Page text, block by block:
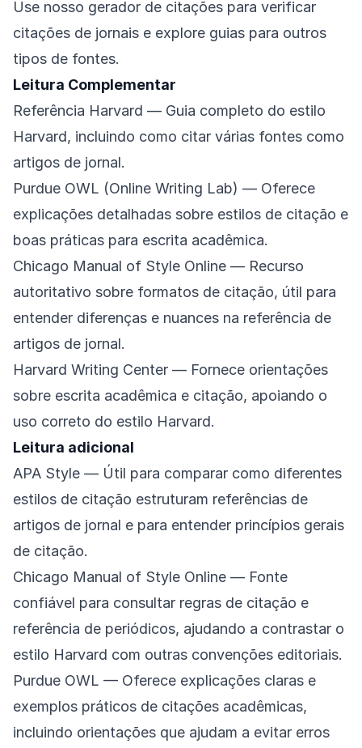
Use nosso gerador de citações para verificar
citações de jornais e explore guias para outros
tipos de fontes.
Leitura Complementar
Referência Harvard — Guia completo do estilo
Harvard, incluindo como citar várias fontes como
artigos de jornal.
Purdue OWL (Online Writing Lab) — Oferece
explicações detalhadas sobre estilos de citação e
boas práticas para escrita acadêmica.
Chicago Manual of Style Online — Recurso
autoritativo sobre formatos de citação, útil para
entender diferenças e nuances na referência de
artigos de jornal.
Harvard Writing Center — Fornece orientações
sobre escrita acadêmica e citação, apoiando o
uso correto do estilo Harvard.
Leitura adicional
APA Style — Útil para comparar como diferentes
estilos de citação estruturam referências de
artigos de jornal e para entender princípios gerais
de citação.
Chicago Manual of Style Online — Fonte
confiável para consultar regras de citação e
referência de periódicos, ajudando a contrastar o
estilo Harvard com outras convenções editoriais.
Purdue OWL — Oferece explicações claras e
exemplos práticos de citações acadêmicas,
incluindo orientações que ajudam a evitar erros